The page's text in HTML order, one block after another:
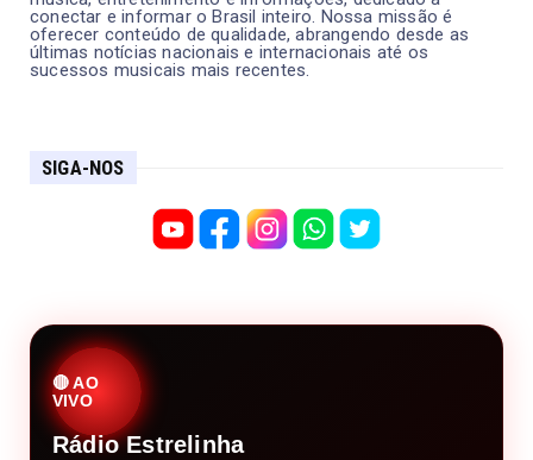
conectar e informar o Brasil inteiro. Nossa missão é
oferecer conteúdo de qualidade, abrangendo desde as
últimas notícias nacionais e internacionais até os
sucessos musicais mais recentes.
SIGA-NOS
🔴 AO
VIVO
Rádio Estrelinha